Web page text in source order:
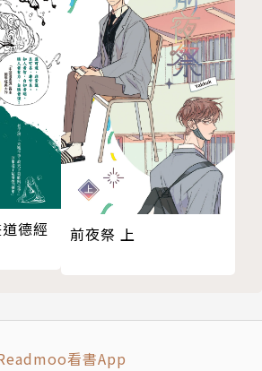
德經 前夜祭 上
看書App